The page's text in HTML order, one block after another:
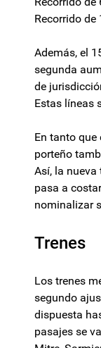
Recorrido de
Además, el
segunda
de
Estas líneas
En tanto que
porteño
Así, la nueva
pasa a
nominalizar
Trenes
Los trenes
segundo
dispuesta
pasajes se